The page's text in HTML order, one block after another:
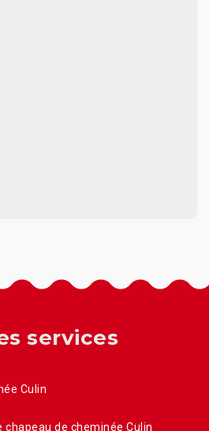
services
Culin
chapeau de cheminée Culin